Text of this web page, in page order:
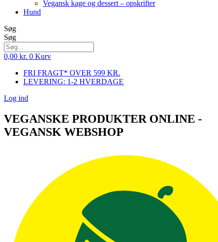
Vegansk kage og dessert – opskrifter
Hund
Søg
Søg
0,00 kr. 0 Kurv
FRI FRAGT* OVER 599 KR.
LEVERING: 1-2 HVERDAGE
Log ind
VEGANSKE PRODUKTER ONLINE -
VEGANSK WEBSHOP